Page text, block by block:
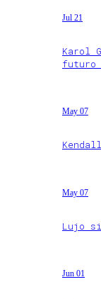
Jul 21
Karol
futuro
May 07
May 07
Lujo
Jun 01